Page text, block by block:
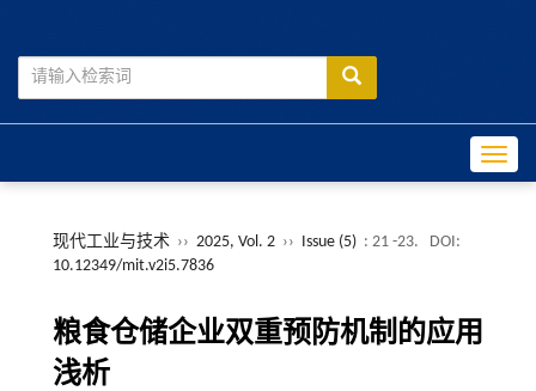
现代工业与技术 ›› 2025, Vol. 2 ›› Issue (5) : 21 -23.
DOI:
10.12349/mit.v2i5.7836
粮食仓储企业双重预防机制的应用
浅析